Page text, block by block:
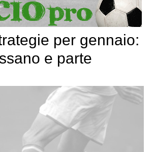
per gennaio:
e parte